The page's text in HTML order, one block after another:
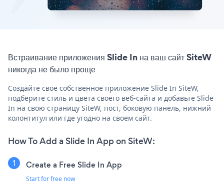
Встраивание приложения Slide In на ваш сайт SiteW
никогда не было проще
Создайте свое собственное приложение Slide In SiteW,
подберите стиль и цвета своего веб-сайта и добавьте Slide
In на свою страницу SiteW, пост, боковую панель, нижний
колонтитул или где угодно на своем сайт.
How To Add a Slide In App on SiteW:
Create a Free Slide In App
Start for free now